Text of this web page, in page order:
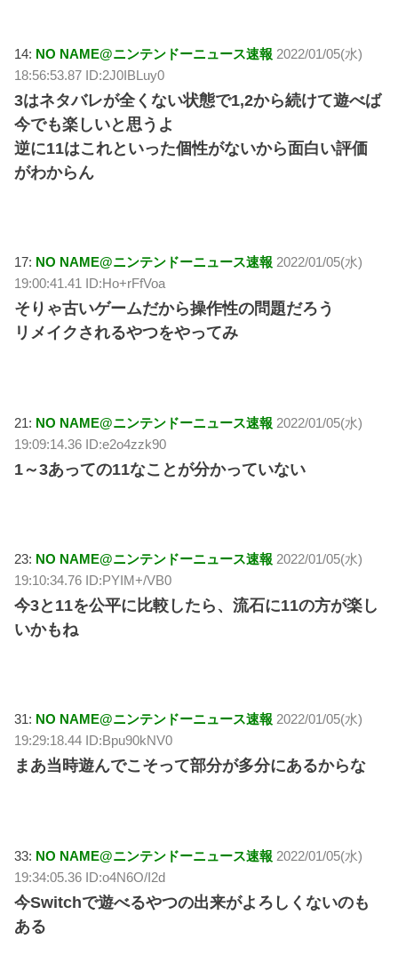
14: NO NAME@ニンテンドーニュース速報 2022/01/05(水)
18:56:53.87 ID:2J0IBLuy0
3はネタバレが全くない状態で1,2から続けて遊べば
今でも楽しいと思うよ
逆に11はこれといった個性がないから面白い評価
がわからん
17: NO NAME@ニンテンドーニュース速報 2022/01/05(水)
19:00:41.41 ID:Ho+rFfVoa
そりゃ古いゲームだから操作性の問題だろう
リメイクされるやつをやってみ
21: NO NAME@ニンテンドーニュース速報 2022/01/05(水)
19:09:14.36 ID:e2o4zzk90
1～3あっての11なことが分かっていない
23: NO NAME@ニンテンドーニュース速報 2022/01/05(水)
19:10:34.76 ID:PYIM+/VB0
今3と11を公平に比較したら、流石に11の方が楽し
いかもね
31: NO NAME@ニンテンドーニュース速報 2022/01/05(水)
19:29:18.44 ID:Bpu90kNV0
まあ当時遊んでこそって部分が多分にあるからな
33: NO NAME@ニンテンドーニュース速報 2022/01/05(水)
19:34:05.36 ID:o4N6O/I2d
今Switchで遊べるやつの出来がよろしくないのも
ある